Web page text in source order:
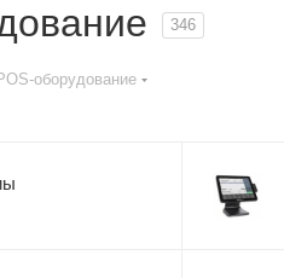
346
оборудование